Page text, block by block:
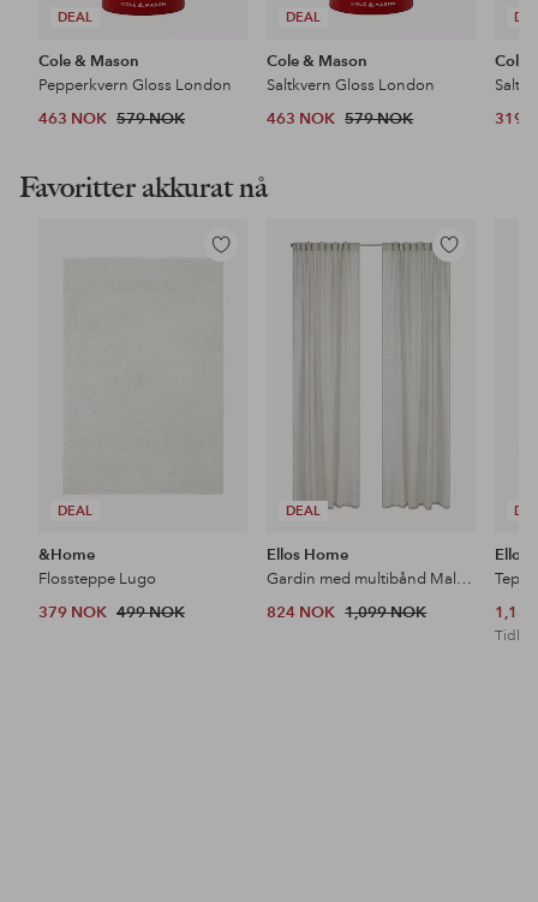
DEAL
Cole & Mason
Pepperkvern Gloss London
463 NOK 579 NOK
DEAL
Cole & Mason
Saltkvern Gloss London
463 NOK 579 NOK
Cole
319
Favoritter akkurat nå
DEAL
Legg
&Home
Flossteppe Lugo
379 NOK 499 NOK
DEAL
Legg
Ellos Home
Gardin med multibånd Malva 2-pk i 100% lin
824 NOK 1,099 NOK
Ellos
Tidl.